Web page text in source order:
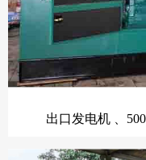
出口发电机 、